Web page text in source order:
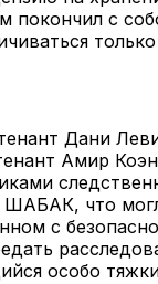
покончил с
Дани
Амир
ШАБАК, что
с
особо